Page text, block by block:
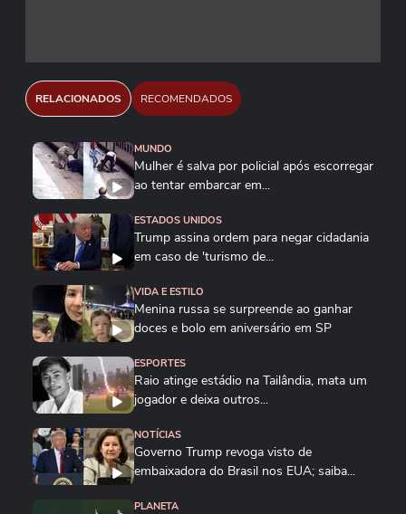
RELACIONADOS RECOMENDADOS
MUNDO
Mulher é salva por policial após escorregar
ao tentar embarcar em...
ESTADOS UNIDOS
Trump assina ordem para negar cidadania
em caso de 'turismo de...
VIDA E ESTILO
Menina russa se surpreende ao ganhar
doces e bolo em aniversário em SP
ESPORTES
Raio atinge estádio na Tailândia, mata um
jogador e deixa outros...
NOTÍCIAS
Governo Trump revoga visto de
embaixadora do Brasil nos EUA; saiba...
PLANETA